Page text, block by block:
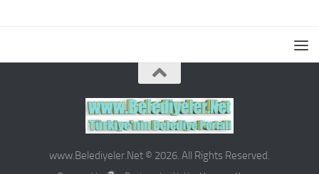
www.Belediyeler.Net © 2026. All Rights Reserved.